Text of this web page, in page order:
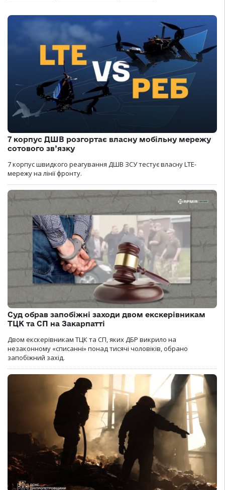
7 корпус ДШВ розгортає власну мобільну мережу
сотового зв’язку
7 корпус швидкого реагування ДШВ ЗСУ тестує власну LTE-
мережу на лінії фронту.
Суд обрав запобіжні заходи двом екскерівникам
ТЦК та СП на Закарпатті
Двом екскерівникам ТЦК та СП, яких ДБР викрило на
незаконному «списанні» понад тисячі чоловіків, обрано
запобіжний захід.